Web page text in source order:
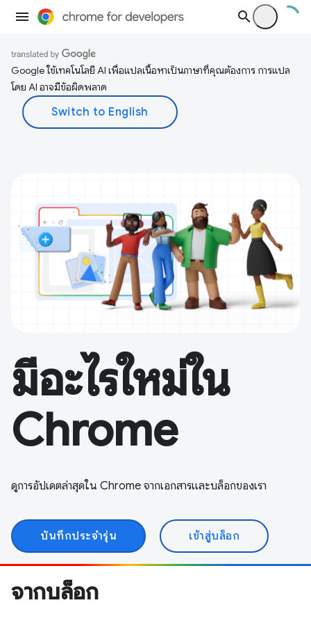
Google ใช้เทคโนโลยี AI เพื่อแปลเนื้อหาเป็นภาษาที่คุณต้องการ การแปล
โดย AI อาจมีข้อผิดพลาด
มีอะไรใหม่ใน
Chrome
ดูการอัปเดตล่าสุดใน Chrome จากเอกสารและบล็อกของเรา
บันทึกประจำรุ่น เข้าสู่บล็อก
จากบล็อก